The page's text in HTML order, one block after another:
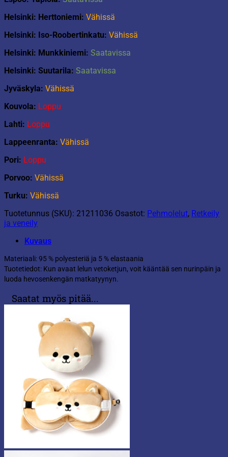
Helsinki: Herttoniemi: Vähissä
Helsinki: Iso-Roobertinkatu: Vähissä
Helsinki: Munkkiniemi: Saatavissa
Helsinki: Suutarila: Saatavissa
Jyväskyla: Vähissä
Kouvola: Loppu
Lahti: Loppu
Lappeenranta: Vähissä
Pori: Loppu
Porvoo: Vähissä
Turku: Vähissä
Tuotetunnus (SKU): 21211036 Osastot: Pehmolelut, Retkeily
ja veneily
Kuvaus
Materiaali: 95 % polyesteriä ja 5 % elastaania
Tuotetiedot: Kun avaat lelun vetoketjun, voit kääntää sen nurinpäin ja
luoda hevosenkengän matkatyynyn.
Saatat myös pitää...